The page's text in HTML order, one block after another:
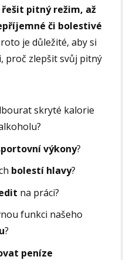
pitný režim, až
či bolestivé
je důležité, aby si
proč zlepšit svůj pitný
skryté kalorie
výkony?
bolestí hlavy?
na práci?
funkci našeho
?
peníze